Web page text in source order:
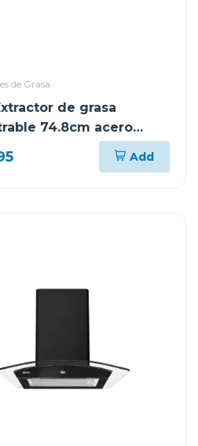
de Grasa
de grasa
74.8cm acero
filtro de acero y de
invisible76
Add